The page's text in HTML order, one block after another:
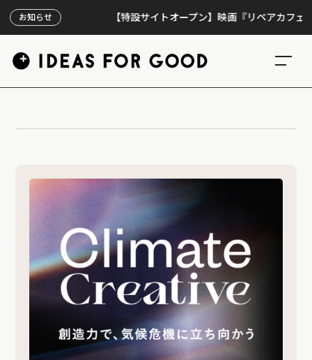
お知らせ 【特設サイトオープン】映画『リペアカフェ』、